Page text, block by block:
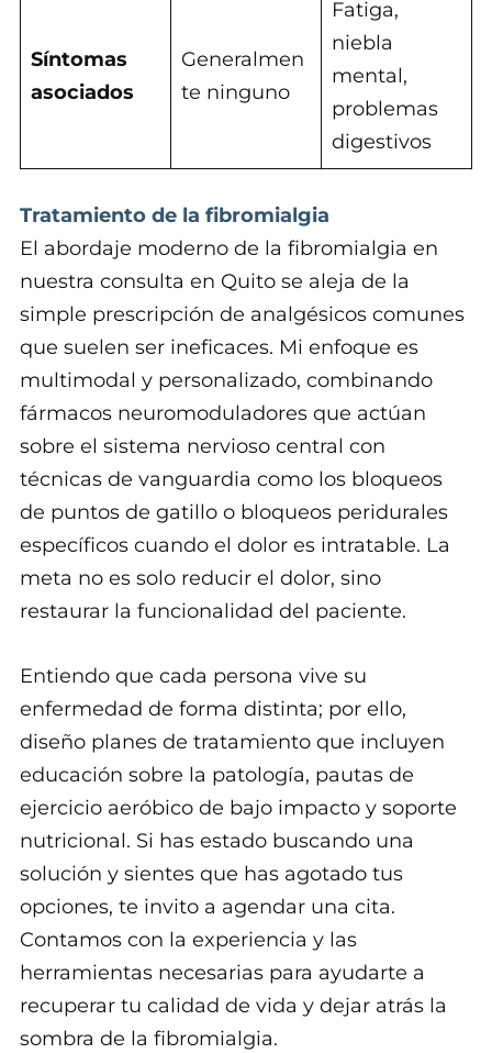
Síntomas
asociados
Generalmen
te ninguno
Fatiga,
niebla
mental,
problemas
digestivos
Tratamiento de la fibromialgia
El abordaje moderno de la fibromialgia en
nuestra consulta en Quito se aleja de la
simple prescripción de analgésicos comunes
que suelen ser ineficaces. Mi enfoque es
multimodal y personalizado, combinando
fármacos neuromoduladores que actúan
sobre el sistema nervioso central con
técnicas de vanguardia como los bloqueos
de puntos de gatillo o bloqueos peridurales
específicos cuando el dolor es intratable. La
meta no es solo reducir el dolor, sino
restaurar la funcionalidad del paciente.
Entiendo que cada persona vive su
enfermedad de forma distinta; por ello,
diseño planes de tratamiento que incluyen
educación sobre la patología, pautas de
ejercicio aeróbico de bajo impacto y soporte
nutricional. Si has estado buscando una
solución y sientes que has agotado tus
opciones, te invito a agendar una cita.
Contamos con la experiencia y las
herramientas necesarias para ayudarte a
recuperar tu calidad de vida y dejar atrás la
sombra de la fibromialgia.